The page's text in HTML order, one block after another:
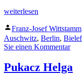
„Gross
weiterlesen
Veröffentlicht
von
Franz-Josef Wittstamm
Auschwitz, Berlin,
Sie einen Kommentarzu
Pukacz Helga